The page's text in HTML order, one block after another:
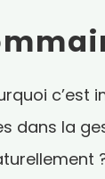
c’est
dans la